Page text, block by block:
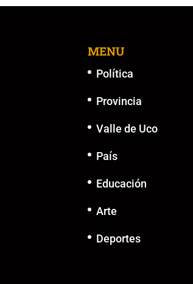
MENU
Política
Provincia
Valle de Uco
País
Educación
Arte
Deportes